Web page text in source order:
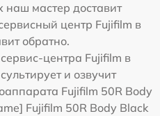
наш мастер доставит
центр Fujifilm в
обратно.
центра Fujifilm в
и озвучит
Fujifilm 50R Body
Fujifilm 50R Body Black